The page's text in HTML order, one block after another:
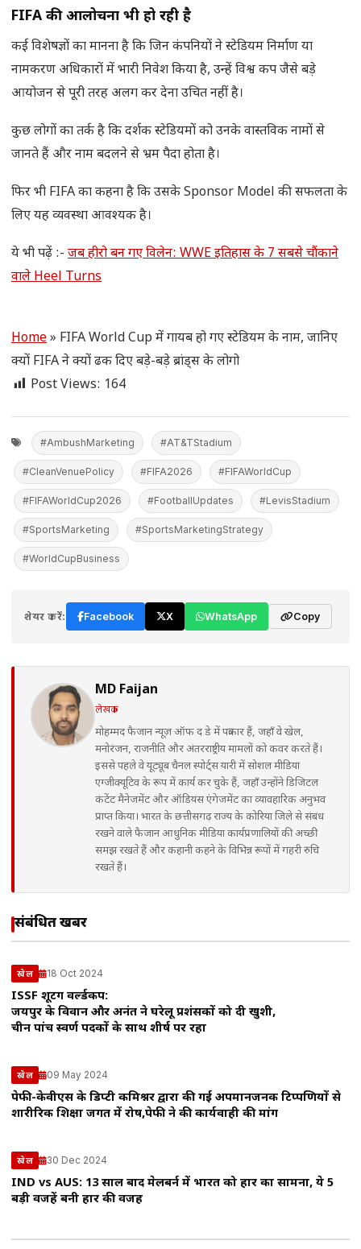
FIFA की आलोचना भी हो रही है
कई विशेषज्ञों का मानना है कि जिन कंपनियों ने स्टेडियम निर्माण या
नामकरण अधिकारों में भारी निवेश किया है, उन्हें विश्व कप जैसे बड़े
आयोजन से पूरी तरह अलग कर देना उचित नहीं है।
कुछ लोगों का तर्क है कि दर्शक स्टेडियमों को उनके वास्तविक नामों से
जानते हैं और नाम बदलने से भ्रम पैदा होता है।
फिर भी FIFA का कहना है कि उसके Sponsor Model की सफलता के
लिए यह व्यवस्था आवश्यक है।
ये भी पढ़ें :- जब हीरो बन गए विलेन: WWE इतिहास के 7 सबसे चौंकाने
वाले Heel Turns
Home» FIFA World Cup में गायब हो गए स्टेडियम के नाम, जानिए
क्यों FIFA ने क्यों ढक दिए बड़े-बड़े ब्रांड्स के लोगो
Post Views: 164
#AmbushMarketing #AT&TStadium
#CleanVenuePolicy #FIFA2026 #FIFAWorldCup
#FIFAWorldCup2026 #FootballUpdates #LevisStadium
#SportsMarketing #SportsMarketingStrategy
#WorldCupBusiness
शेयर करें: Facebook X WhatsApp Copy
MD Faijan
लेखक
मोहम्मद फैजान न्यूज़ ऑफ द डे में पत्रकार हैं, जहाँ वे खेल,
मनोरंजन, राजनीति और अंतरराष्ट्रीय मामलों को कवर करते हैं।
इससे पहले वे यूट्यूब चैनल स्पोर्ट्स यारी में सोशल मीडिया
एग्जीक्यूटिव के रूप में कार्य कर चुके हैं, जहाँ उन्होंने डिजिटल
कंटेंट मैनेजमेंट और ऑडियंस एंगेजमेंट का व्यावहारिक अनुभव
प्राप्त किया। भारत के छत्तीसगढ़ राज्य के कोरिया जिले से संबंध
रखने वाले फैजान आधुनिक मीडिया कार्यप्रणालियों की अच्छी
समझ रखते हैं और कहानी कहने के विभिन्न रूपों में गहरी रुचि
रखते हैं।
संबंधित खबरें
खेल 18 Oct 2024
ISSF शूटिंग वर्ल्डकप:
जयपुर के विवान और अनंत ने घरेलू प्रशंसकों को दी खुशी,
चीन पांच स्वर्ण पदकों के साथ शीर्ष पर रहा
खेल 09 May 2024
पेफी-केवीएस के डिप्टी कमिश्नर द्वारा की गई अपमानजनक टिप्पणियों से
शारीरिक शिक्षा जगत में रोष,पेफी ने की कार्यवाही की मांग
खेल 30 Dec 2024
IND vs AUS: 13 साल बाद मेलबर्न में भारत को हार का सामना, ये 5
बड़ी वजहें बनी हार की वजह